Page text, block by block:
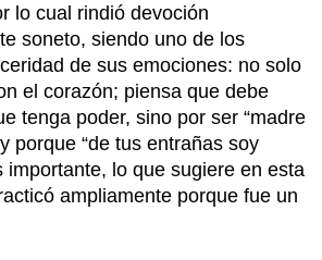
lo cual rindió devoción
soneto, siendo uno de los
de sus emociones: no solo
el corazón; piensa que debe
tenga poder, sino por ser “madre
porque “de tus entrañas soy
importante, lo que sugiere en esta
ampliamente porque fue un